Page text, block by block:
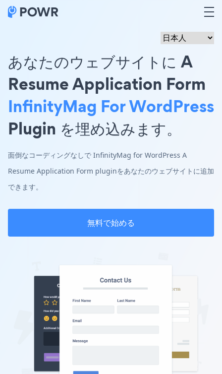
あなたのウェブサイトに A
Resume Application Form
InfinityMag For WordPress
Plugin を埋め込みます。
面倒なコーディングなしで InfinityMag for WordPress A
Resume Application Form pluginをあなたのウェブサイトに追加
できます。
無料で始める